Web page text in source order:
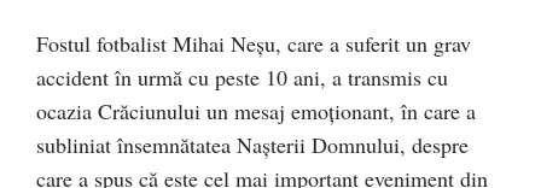
Fostul fotbalist Mihai Neșu, care a suferit un grav
accident în urmă cu peste 10 ani, a transmis cu
ocazia Crăciunului un mesaj emoționant, în care a
subliniat însemnătatea Nașterii Domnului, despre
care a spus că este cel mai important eveniment din